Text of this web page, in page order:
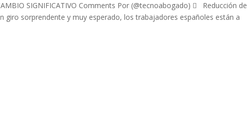
SIGNIFICATIVO Comments Por (@tecnoabogado)  Reducción de
giro sorprendente y muy esperado, los trabajadores españoles están a